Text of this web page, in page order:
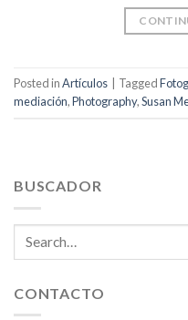
Posted inArtículos Tagged
mediación,Photography,Susan
BUSCADOR
CONTACTO